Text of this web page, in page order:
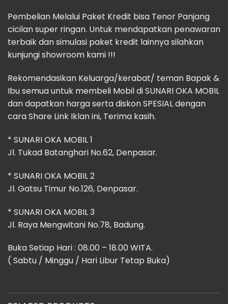
Pembelian Melalui Paket Kredit bisa Tenor Panjang
cicilan super ringan. Untuk mendapatkan penawaran
terbaik dan simulasi paket kredit lainnya silahkan
kunjungi showroom kami !!!
Rekomendasikan Keluarga/kerabat/ teman Bapak &
Ibu semua untuk membeli Mobil di SUNARI OKA MOBIL
dan dapatkan harga serta diskon SPESIAL dengan
cara Share Link Iklan ini, Terima kasih.
* SUNARI OKA MOBIL 1
Jl. Tukad Batanghari No.62, Denpasar.
* SUNARI OKA MOBIL 2
Jl. Gatsu Timur No.126, Denpasar.
* SUNARI OKA MOBIL 3
Jl. Raya Mengwitani No.78, Badung.
Buka Setiap Hari : 08.00 – 18.00 WITA.
( Sabtu / Minggu / Hari Libur Tetap Buka)